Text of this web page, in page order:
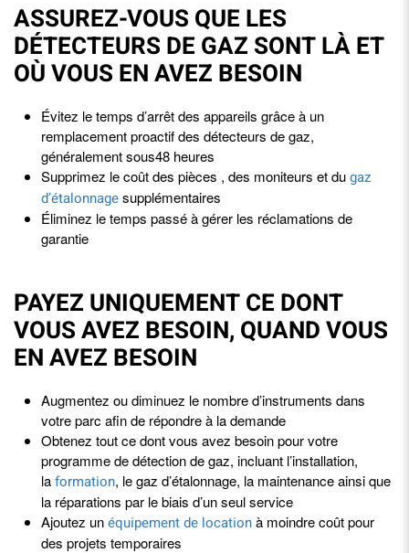
ASSUREZ-VOUS QUE LES
DÉTECTEURS DE GAZ SONT LÀ ET
OÙ VOUS EN AVEZ BESOIN
Évitez le temps d’arrêt des appareils grâce à un
remplacement proactif des détecteurs de gaz,
généralement sous48 heures
Supprimez le coût des pièces , des moniteurs et dugaz
d’étalonnagesupplémentaires
Éliminez le temps passé à gérer les réclamations de
garantie
PAYEZ UNIQUEMENT CE DONT
VOUS AVEZ BESOIN, QUAND VOUS
EN AVEZ BESOIN
Augmentez ou diminuez le nombre d’instruments dans
votre parc afin de répondre à la demande
Obtenez tout ce dont vous avez besoin pour votre
programme de détection de gaz, incluant l’installation,
laformation, le gaz d’étalonnage, la maintenance ainsi que
la réparations par le biais d’un seul service
Ajoutez unéquipement de locationà moindre coût pour
des projets temporaires